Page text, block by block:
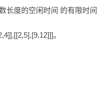
长度的空闲时间 的有限时间
。